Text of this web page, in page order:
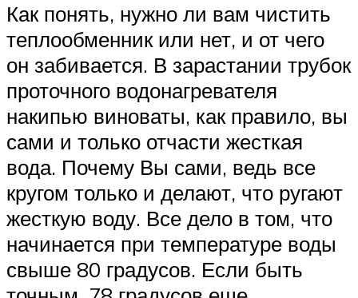
Как понять, нужно ли вам чистить
теплообменник или нет, и от чего
он забивается. В зарастании трубок
проточного водонагревателя
накипью виноваты, как правило, вы
сами и только отчасти жесткая
вода. Почему Вы сами, ведь все
кругом только и делают, что ругают
жесткую воду. Все дело в том, что
начинается при температуре воды
свыше 80 градусов. Если быть